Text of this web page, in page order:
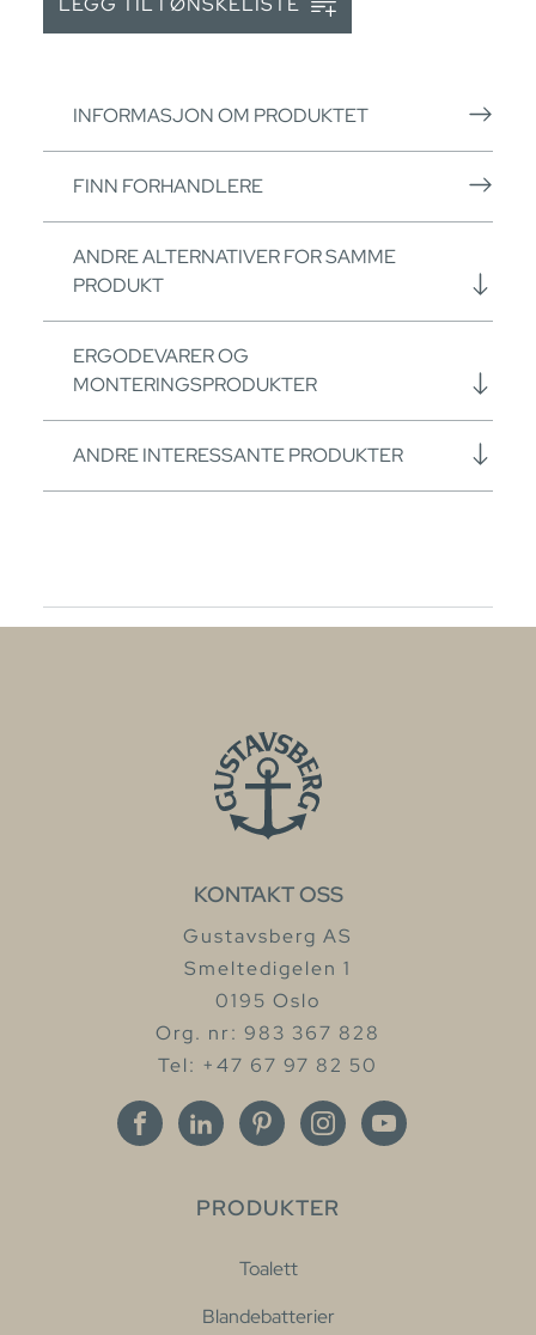
INFORMASJON OM PRODUKTET
FINN FORHANDLERE
ANDRE ALTERNATIVER FOR SAMME
PRODUKT
ERGODEVARER OG
MONTERINGSPRODUKTER
ANDRE INTERESSANTE PRODUKTER
KONTAKT OSS
Gustavsberg AS
Smeltedigelen 1
0195 Oslo
Org. nr: 983 367 828
Tel: +47 67 97 82 50
PRODUKTER
Toalett
Blandebatterier